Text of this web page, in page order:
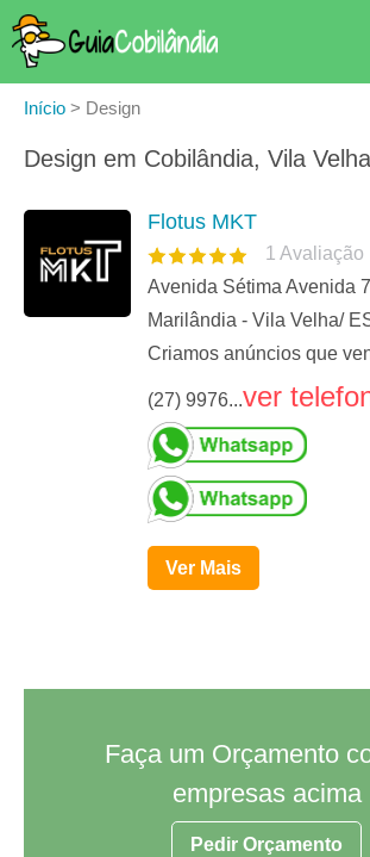
Início > Design
Design em Cobilândia, Vila
Flotus MKT
1 Avaliação
Avenida Sétima Avenida
Marilândia - Vila Velha/
Criamos anúncios que
(27) 9976...ver
Ver Mais
Faça um Orçamento
empresas acima
Pedir Orçamento